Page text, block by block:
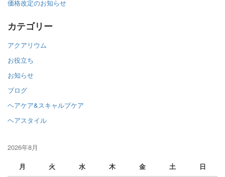
価格改定のお知らせ
カテゴリー
アクアリウム
お役立ち
お知らせ
ブログ
ヘアケア&スキャルプケア
ヘアスタイル
2026年8月
月
火 水 木 金 土 日